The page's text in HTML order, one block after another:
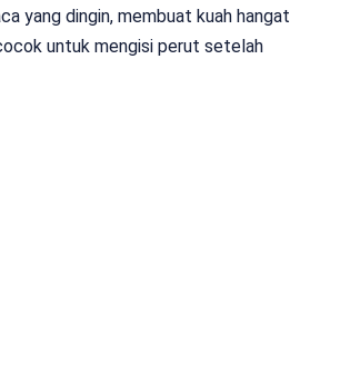
yang dingin, membuat kuah hangat
untuk mengisi perut setelah